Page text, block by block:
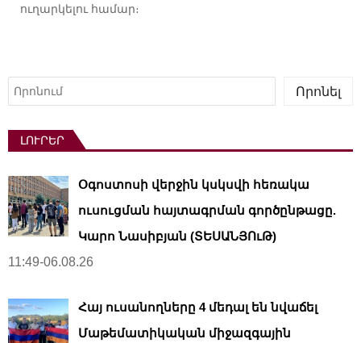
ուղարկելու համար։
Որոնել
Որոնել
ԼՈՒՐԵՐ
Օգոստոսի վերջին կսկսվի հեռակա
ուսուցման հայտագրման գործընթացը.
Կարո Նասիբյան (ՏԵՍԱՆՅՈւԹ)
11:49-06.08.26
Հայ ուսանողները 4 մեդալ են նվաճել
Մաթեմատիկական միջազգային